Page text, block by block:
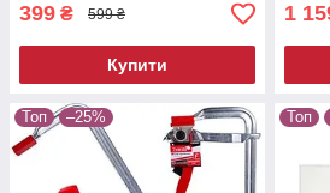
399 ₴ 599 ₴
Купити
1
Топ –25% Топ